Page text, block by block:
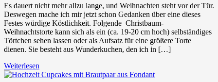
Es dauert nicht mehr allzu lange, und Weihnachten steht vor der Tür.
Deswegen mache ich mir jetzt schon Gedanken über eine dieses
Festes würdige Köstlichkeit. Folgende Christbaum-
Weihnachtstorte kann sich als ein (ca. 19-20 cm hoch) selbständiges
Törtchen sehen lassen oder als Aufsatz für eine größere Torte
dienen. Sie besteht aus Wunderkuchen, den ich in […]
Weiterlesen